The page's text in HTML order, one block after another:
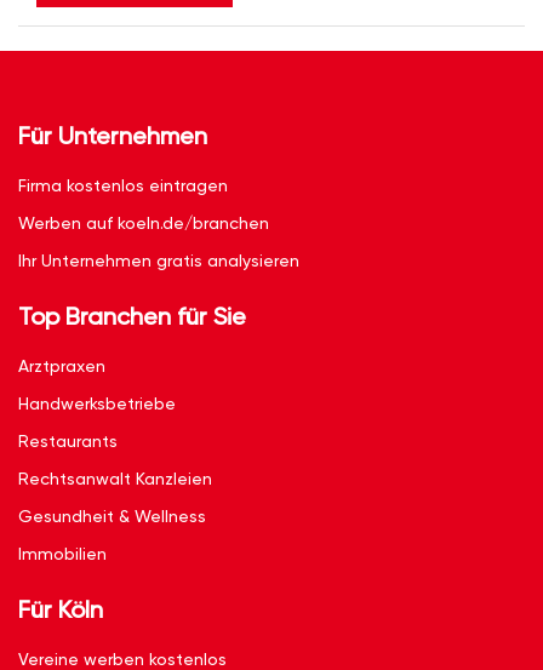
Für Unternehmen
Firma kostenlos eintragen
Werben auf koeln.de/branchen
Ihr Unternehmen gratis analysieren
Top Branchen für Sie
Arztpraxen
Handwerksbetriebe
Restaurants
Rechtsanwalt Kanzleien
Gesundheit & Wellness
Immobilien
Für Köln
Vereine werben kostenlos